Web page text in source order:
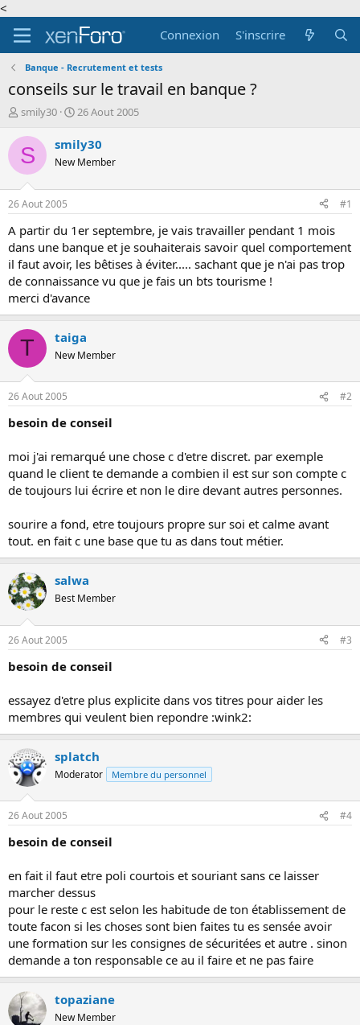
<
Connexion
S'inscrire
Banque - Recrutement et tests
conseils sur le travail en banque ?
A
t
e
r
d
e
l
a
d
i
s
c
u
s
s
o
n
smily30
D
t
e
d
é
b
t
26 Aout 2005
S smily30
New Member
26 Aout 2005 #1
A partir du 1er septembre, je vais travailler pendant 1 mois
dans une banque et je souhaiterais savoir quel comportement
il faut avoir, les bêtises à éviter..... sachant que je n'ai pas trop
de connaissance vu que je fais un bts tourisme !
merci d'avance
T taiga
New Member
26 Aout 2005 #2
besoin de conseil
moi j'ai remarqué une chose c d'etre discret. par exemple
quand le client te demande a combien il est sur son compte c
de toujours lui écrire et non le dire devant autres personnes.
sourire a fond, etre toujours propre sur soi et calme avant
tout. en fait c une base que tu as dans tout métier.
salwa
Best Member
26 Aout 2005 #3
besoin de conseil
essayez d'etre plus explicite dans vos titres pour aider les
membres qui veulent bien repondre :wink2:
splatch
Moderator Membre du personnel
26 Aout 2005 #4
besoin de conseil
en fait il faut etre poli courtois et souriant sans ce laisser
marcher dessus
pour le reste c est selon les habitude de ton établissement de
toute facon si les choses sont bien faites tu es sensée avoir
une formation sur les consignes de sécuritées et autre . sinon
demande a ton responsable ce au il faire et ne pas faire
topaziane
New Member